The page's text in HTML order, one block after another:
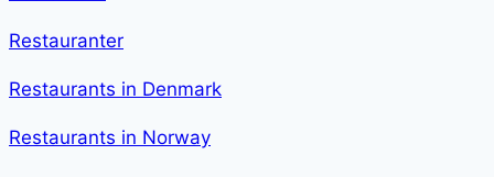
Restauranter
Restaurants in Denmark
Restaurants in Norway